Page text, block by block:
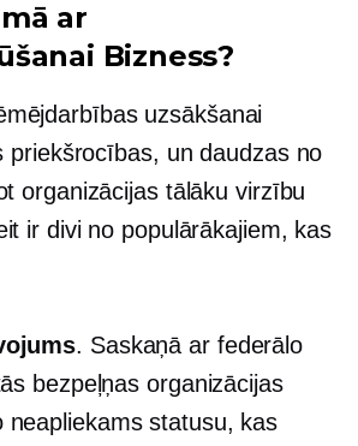
ar
Bizness?
uzsākšanai
priekšrocības, un daudzas no
organizācijas tālāku virzību
ir divi no populārākajiem, kas
. Saskaņā ar federālo
bezpeļņas organizācijas
neapliekamsstatusu, kas